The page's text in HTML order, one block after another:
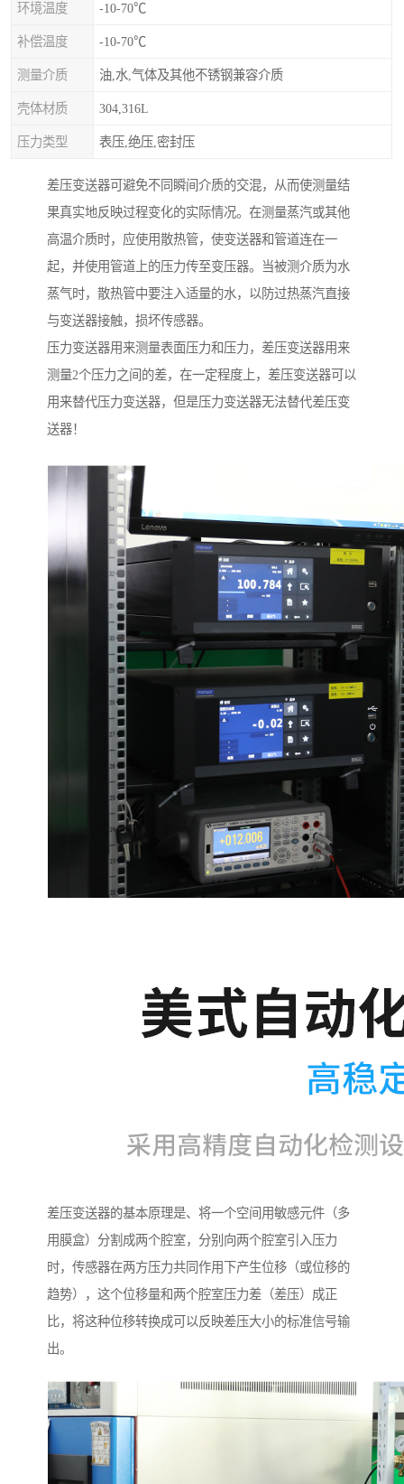
环境温度 -10-70℃
补偿温度 -10-70℃
测量介质 油,水,气体及其他不锈钢兼容介质
壳体材质 304,316L
压力类型 表压,绝压,密封压
差压变送器可避免不同瞬间介质的交混，从而使测量结
果真实地反映过程变化的实际情况。在测量蒸汽或其他
高温介质时，应使用散热管，使变送器和管道连在一
起，并使用管道上的压力传至变压器。当被测介质为水
蒸气时，散热管中要注入适量的水，以防过热蒸汽直接
与变送器接触，损坏传感器。
压力变送器用来测量表面压力和压力，差压变送器用来
测量2个压力之间的差，在一定程度上，差压变送器可以
用来替代压力变送器，但是压力变送器无法替代差压变
送器！
差压变送器的基本原理是、将一个空间用敏感元件（多
用膜盒）分割成两个腔室，分别向两个腔室引入压力
时，传感器在两方压力共同作用下产生位移（或位移的
趋势），这个位移量和两个腔室压力差（差压）成正
比，将这种位移转换成可以反映差压大小的标准信号输
出。